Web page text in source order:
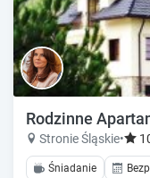
Rodzinne
Stronie Śląskie•
Śniadanie